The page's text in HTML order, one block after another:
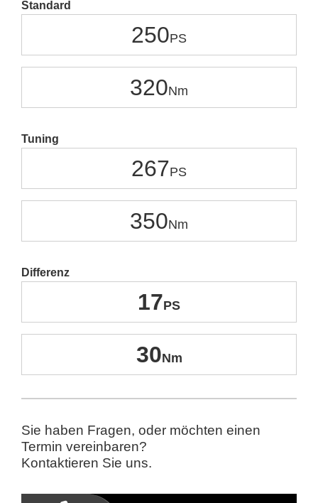
Standard
250
320
Tuning
267
350
Differenz
17
30
Sie haben Fragen, oder möchten einen
Termin vereinbaren?
Kontaktieren Sie uns.